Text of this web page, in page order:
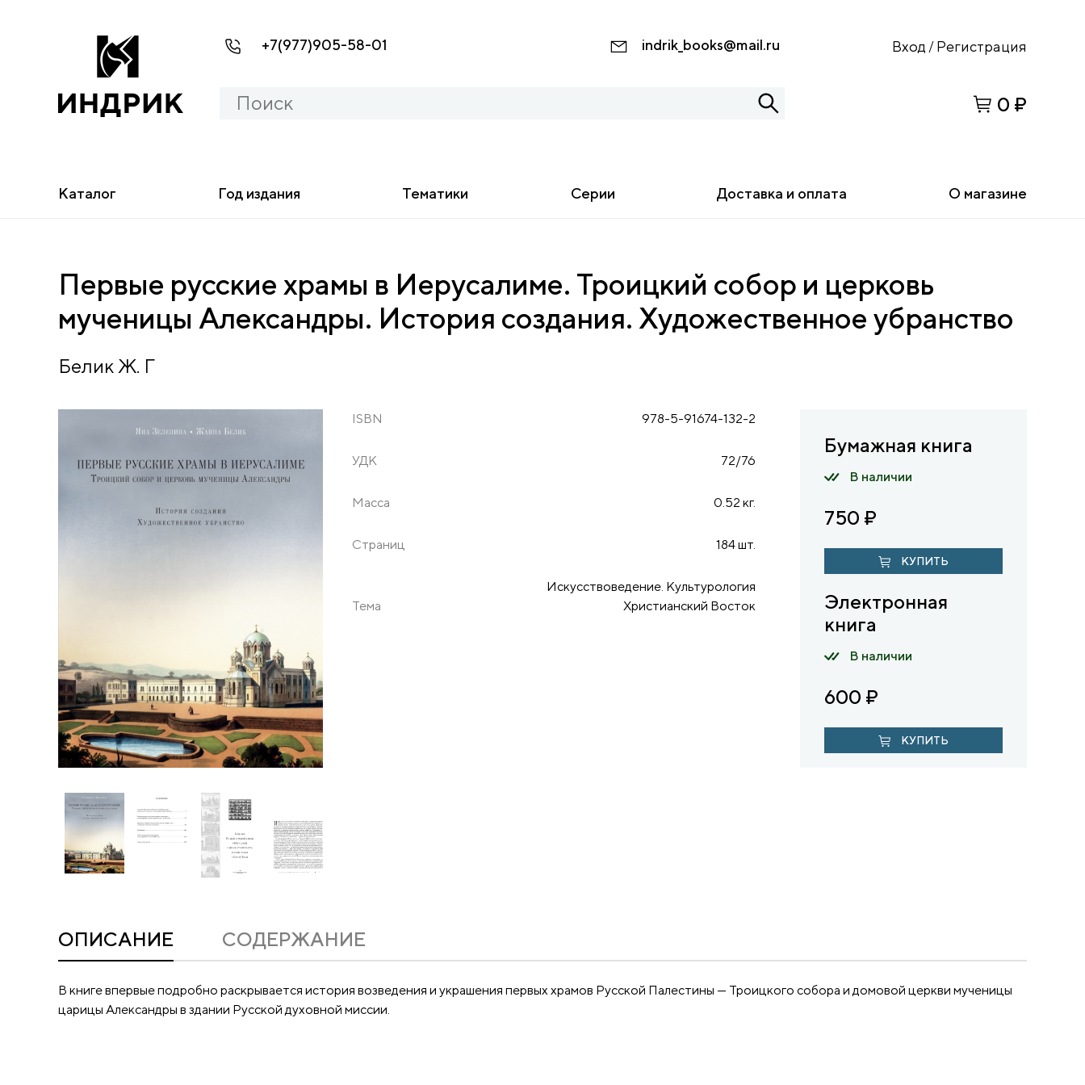
+7(977)905-58-01 indrik_books@mail.ru Вход / Регистрация
0 ₽
Каталог Год издания Тематики Серии Доставка и оплата О магазине
Первые русские храмы в Иерусалиме. Троицкий собор и церковь
мученицы Александры. История создания. Художественное убранство
Белик Ж. Г
ISBN 978-5-91674-132-2
УДК 72/76
Масса 0.52 кг.
Страниц 184 шт.
Тема
Искусствоведение. Культурология
Христианский Восток
Бумажная книга
В наличии
750 ₽
КУПИТЬ
Электронная
книга
В наличии
600 ₽
КУПИТЬ
ОПИСАНИЕ CОДЕРЖАНИЕ
В книге впервые подробно раскрывается история возведения и украшения первых храмов Русской Палестины — Троицкого собора и домовой церкви мученицы
царицы Александры в здании Русской духовной миссии.